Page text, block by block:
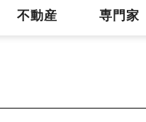
不動産 専門家